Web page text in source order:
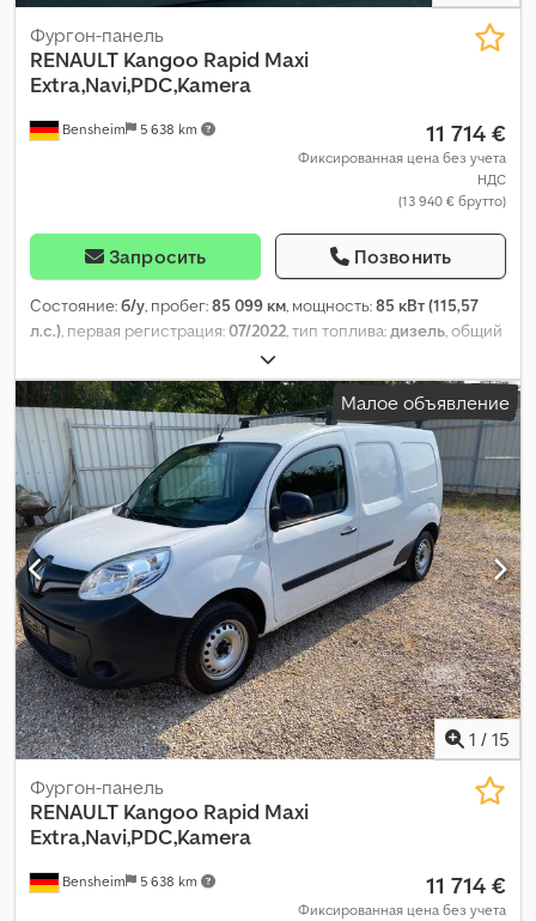
Bensheim 5 638 km
Фургон-панель
RENAULT Kangoo Rapid Maxi
Extra,Navi,PDC,Kamera
11 714 €
Фиксированная цена без учета
НДС
(13 940 € брутто)
Запросить Позвонить
Состояние:б/у, пробег:85 099 км, мощность:85 кВт (115,57
л.с.) , первая регистрация:07/2022 , тип топлива:дизель , общий
, тип передачи:
выбросов:Евро 6, количество мест:2, общая длина:4 666 мм,
общая ширина:1 829 мм, общая высота:1 810 мм, длина
грузового отсека:2 115 мм, ширина пространства для
загрузки: 150 мм, Оборудование:ABS, кондиционер,
навигационная система, сажевый фильтр, центральный
замок, электронная программа стабилизации (ESP),
Малое объявление
1 / 15
Bensheim 5 638 km
Фургон-панель
RENAULT Kangoo Rapid Maxi
Extra,Navi,PDC,Kamera
11 714 €
Фиксированная цена без учета